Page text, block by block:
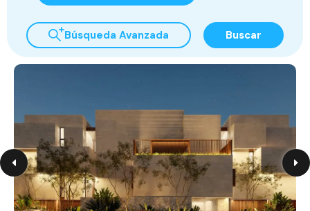
Búsqueda Avanzada Buscar